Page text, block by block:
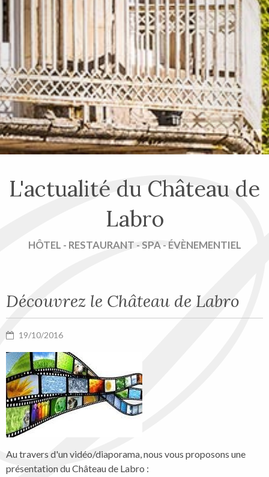
L'actualité du Château de
Labro
HÔTEL - RESTAURANT - SPA - ÉVÈNEMENTIEL
Découvrez le Château de Labro
19/10/2016
Au travers d'un vidéo/diaporama, nous vous proposons une
présentation du Château de Labro :